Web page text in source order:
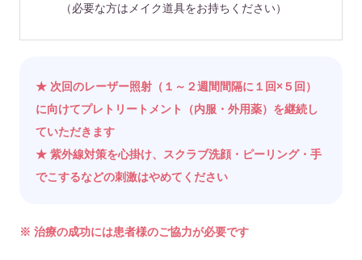
（必要な方はメイク道具をお持ちください）
★ 次回のレーザー照射（１～２週間間隔に１回×５回）
に向けてプレトリートメント（内服・外用薬）を継続し
ていただきます
★ 紫外線対策を心掛け、スクラブ洗顔・ピーリング・手
でこするなどの刺激はやめてください
※ 治療の成功には患者様のご協力が必要です